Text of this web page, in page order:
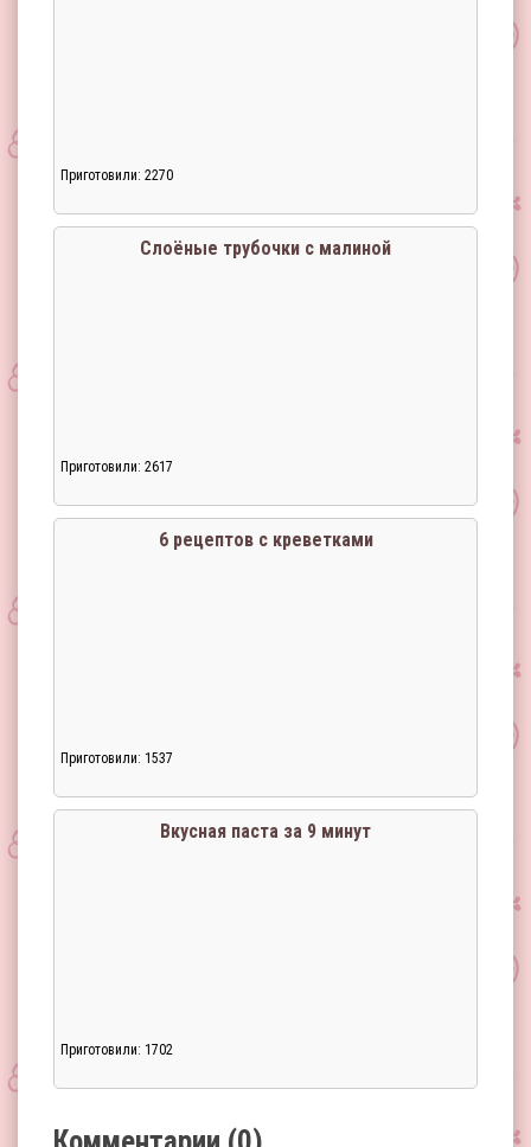
Приготовили: 2270
Слоёные трубочки с малиной
Приготовили: 2617
6 рецептов с креветками
Приготовили: 1537
Вкусная паста за 9 минут
Приготовили: 1702